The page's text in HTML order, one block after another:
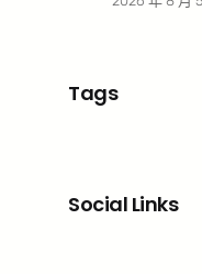
Tags
Social Links